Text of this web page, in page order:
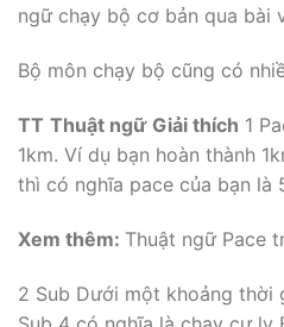
ngữ chạy bộ cơ bản qua bài
Bộ môn chạy bộ cũng có
TT Thuật ngữ Giải thích 1
1km. Ví dụ bạn hoàn thành
thì có nghĩa pace của bạn là
Xem thêm: Thuật ngữ Pace
2 Sub Dưới một khoảng thời